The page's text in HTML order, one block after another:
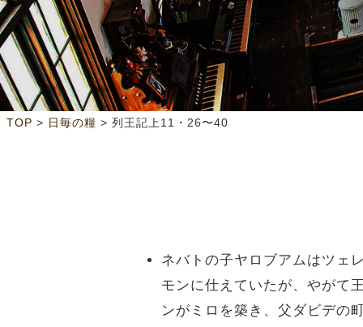
TOP > 日毎の糧 > 列王記上11・26〜40
ネバトの子ヤロブアムはツェ
モンに仕えていたが、やがて
ンがミロを築き、父ダビデの